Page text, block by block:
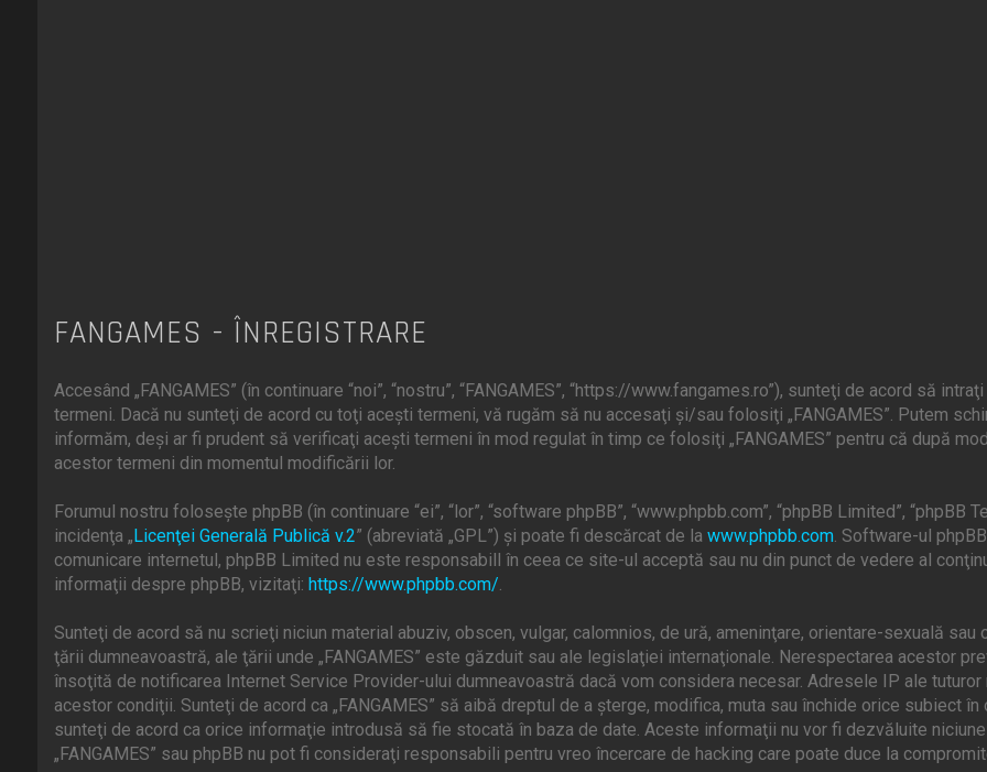
FANGAMES - ÎNREGISTRARE
Accesând „FANGAMES” (în continuare “noi”, “nostru”, “FANGAMES”, “https://www.fangames.ro”), sunteţi de acord să
termeni. Dacă nu sunteţi de acord cu toţi aceşti termeni, vă rugăm să nu accesaţi şi/sau folosiţi „FANGAMES”. Putem
informăm, deşi ar fi prudent să verificaţi aceşti termeni în mod regulat în timp ce folosiţi „FANGAMES” pentru că după
acestor termeni din momentul modificării lor.
Forumul nostru foloseşte phpBB (în continuare “ei”, “lor”, “software phpBB”, “www.phpbb.com”, “phpBB Limited”,
incidenţa „ Licenţei Generală Publică v.2” (abreviată „GPL”) şi poate fi descărcat de la www.phpbb.com. Software-ul
comunicare internetul, phpBB Limited nu este responsabill în ceea ce site-ul acceptă sau nu din punct de vedere al
informaţii despre phpBB, vizitaţi: https://www.phpbb.com/.
Sunteţi de acord să nu scrieţi niciun material abuziv, obscen, vulgar, calomnios, de ură, ameninţare, orientare-sexuală
ţării dumneavoastră, ale ţării unde „FANGAMES” este găzduit sau ale legislaţiei internaţionale. Nerespectarea acestor
însoţită de notificarea Internet Service Provider-ului dumneavoastră dacă vom considera necesar. Adresele IP ale
acestor condiţii. Sunteţi de acord ca „FANGAMES” să aibă dreptul de a şterge, modifica, muta sau închide orice subiect
sunteţi de acord ca orice informaţie introdusă să fie stocată în baza de date. Aceste informaţii nu vor fi dezvăluite
„FANGAMES” sau phpBB nu pot fi consideraţi responsabili pentru vreo încercare de hacking care poate duce la